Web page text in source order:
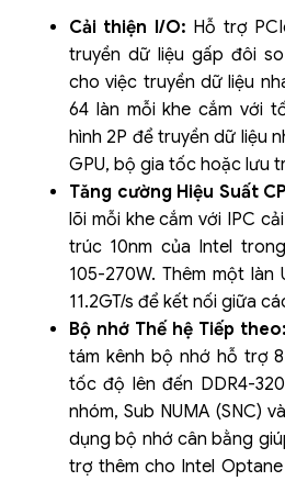
Cải thiện I/O: Hỗ trợ
truyền dữ liệu gấp đôi
cho việc truyền dữ liệu
64 làn mỗi khe cắm với
hình 2P để truyền dữ liệu
GPU, bộ gia tốc hoặc lưu
Tăng cường Hiệu Suất
lõi mỗi khe cắm với IPC
trúc 10nm của Intel
105-270W. Thêm một
11.2GT/s để kết nối giữa
Bộ nhớ Thế hệ Tiếp theo:
tám kênh bộ nhớ hỗ trợ
tốc độ lên đến DDR4-
nhóm, Sub NUMA (SNC)
dụng bộ nhớ cân bằng
trợ thêm cho Intel